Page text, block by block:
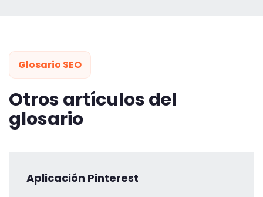
Glosario SEO
Otros artículos del
glosario
Aplicación Pinterest